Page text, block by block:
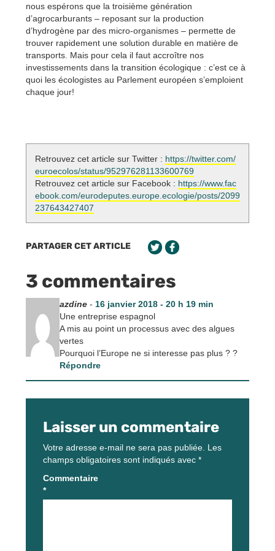
nous espérons que la troisième génération
d’agrocarburants – reposant sur la production
d’hydrogène par des micro-organismes – permette de
trouver rapidement une solution durable en matière de
transports. Mais pour cela il faut accroître nos
investissements dans la transition écologique : c’est ce à
quoi les écologistes au Parlement européen s’emploient
chaque jour!
Retrouvez cet article sur Twitter : https://twitter.com/
euroecolos/status/952976281133600769
Retrouvez cet article sur Facebook : https://www.fac
ebook.com/eurodeputes.europe.ecologie/posts/2099
237643427407
PARTAGER CET ARTICLE
3 commentaires
azdine- 16 janvier 2018 - 20 h 19 min
Une entreprise espagnol
A mis au point un processus avec des algues
vertes
Pourquoi l’Europe ne si interesse pas plus ? ?
Répondre
Laisser un commentaire
Votre adresse e-mail ne sera pas publiée. Les
champs obligatoires sont indiqués avec *
Commentaire
*